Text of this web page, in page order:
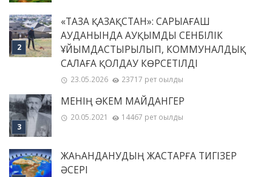
«ТАЗА ҚАЗАҚСТАН»: САРЫАҒАШ
АУДАНЫНДА АУҚЫМДЫ СЕНБІЛІК
ҰЙЫМДАСТЫРЫЛЫП, КОММУНАЛДЫҚ
САЛАҒА ҚОЛДАУ КӨРСЕТІЛДІ
23.05.2026 23717 рет оқылды
МЕНІҢ ƏКЕМ МАЙДАНГЕР
20.05.2021 14467 рет оқылды
ЖАҺАНДАНУДЫҢ ЖАСТАРҒА ТИГІЗЕР
ӘСЕРІ